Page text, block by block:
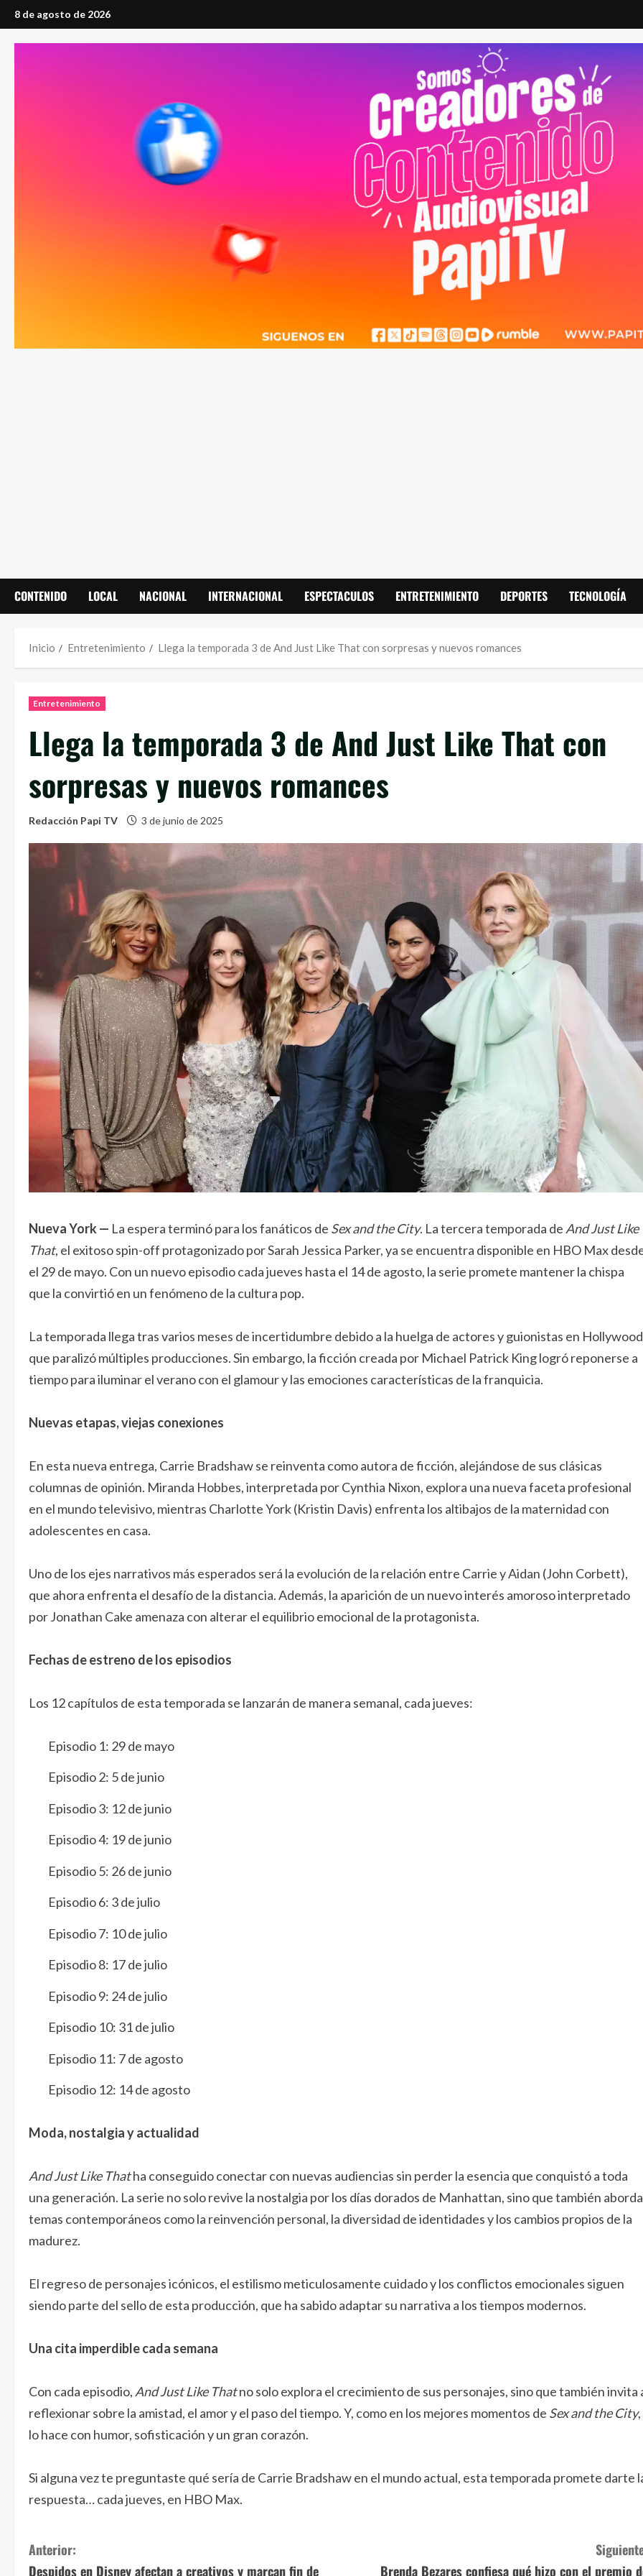
Saltar
al
contenido
8 de agosto de 2026
CONTENIDO LOCAL NACIONAL INTERNACIONAL ESPECTACULOS ENTRETENIMIENTO DEPORTES TECNOLOGÍA
Inicio Entretenimiento Llega la temporada 3 de And Just Like That con sorpresas y nuevos romances
Entretenimiento
Llega la temporada 3 de And Just Like That con
sorpresas y nuevos romances
Redacción Papi TV 3 de junio de 2025
Nueva York — La espera terminó para los fanáticos de Sex and the City. La tercera temporada de And Just Like
That, el exitoso spin-off protagonizado por Sarah Jessica Parker, ya se encuentra disponible en HBO Max
el 29 de mayo. Con un nuevo episodio cada jueves hasta el 14 de agosto, la serie promete mantener la chispa
que la convirtió en un fenómeno de la cultura pop.
La temporada llega tras varios meses de incertidumbre debido a la huelga de actores y guionistas en
que paralizó múltiples producciones. Sin embargo, la ficción creada por Michael Patrick King logró reponerse a
tiempo para iluminar el verano con el glamour y las emociones características de la franquicia.
Nuevas etapas, viejas conexiones
En esta nueva entrega, Carrie Bradshaw se reinventa como autora de ficción, alejándose de sus clásicas
columnas de opinión. Miranda Hobbes, interpretada por Cynthia Nixon, explora una nueva faceta profesional
en el mundo televisivo, mientras Charlotte York (Kristin Davis) enfrenta los altibajos de la maternidad con
adolescentes en casa.
Uno de los ejes narrativos más esperados será la evolución de la relación entre Carrie y Aidan (John Corbett),
que ahora enfrenta el desafío de la distancia. Además, la aparición de un nuevo interés amoroso interpretado
por Jonathan Cake amenaza con alterar el equilibrio emocional de la protagonista.
Fechas de estreno de los episodios
Los 12 capítulos de esta temporada se lanzarán de manera semanal, cada jueves:
Episodio 1: 29 de mayo
Episodio 2: 5 de junio
Episodio 3: 12 de junio
Episodio 4: 19 de junio
Episodio 5: 26 de junio
Episodio 6: 3 de julio
Episodio 7: 10 de julio
Episodio 8: 17 de julio
Episodio 9: 24 de julio
Episodio 10: 31 de julio
Episodio 11: 7 de agosto
Episodio 12: 14 de agosto
Moda, nostalgia y actualidad
And Just Like Thatha conseguido conectar con nuevas audiencias sin perder la esencia que conquistó a toda
una generación. La serie no solo revive la nostalgia por los días dorados de Manhattan, sino que también aborda
temas contemporáneos como la reinvención personal, la diversidad de identidades y los cambios propios de la
madurez.
El regreso de personajes icónicos, el estilismo meticulosamente cuidado y los conflictos emocionales siguen
siendo parte del sello de esta producción, que ha sabido adaptar su narrativa a los tiempos modernos.
Una cita imperdible cada semana
Con cada episodio,And Just Like Thatno solo explora el crecimiento de sus personajes, sino que también invita
reflexionar sobre la amistad, el amor y el paso del tiempo. Y, como en los mejores momentos de Sex and the City,
lo hace con humor, sofisticación y un gran corazón.
Si alguna vez te preguntaste qué sería de Carrie Bradshaw en el mundo actual, esta temporada promete darte
respuesta… cada jueves, en HBO Max.
S
Anterior:
Despidos en Disney afectan a creativos y marcan fin de
Brenda Bezares confiesa qué hizo con el premio